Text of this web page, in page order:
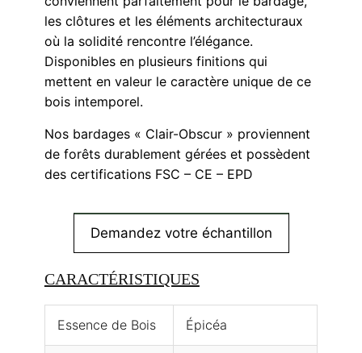
les clôtures et les éléments architecturaux
où la solidité rencontre l’élégance.
Disponibles en plusieurs finitions qui
mettent en valeur le caractère unique de ce
bois intemporel.
Nos bardages « Clair-Obscur » proviennent
de forêts durablement gérées et possèdent
des certifications FSC – CE – EPD
Demandez votre échantillon
CARACTÉRISTIQUES
Essence de Bois Épicéa